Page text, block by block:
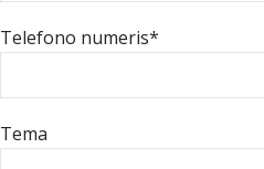
Telefono numeris*
Tema